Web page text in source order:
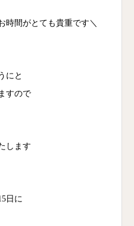
時間がとても貴重です＼
にと
すので
します
日に